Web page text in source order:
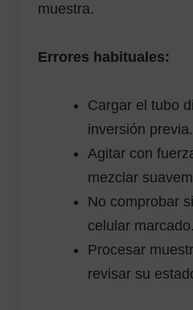
muestra.
Errores habituales:
Cargar el tubo
inversión previa.
Agitar con
mezclar
No comprobar
celular marcado.
Procesar
revisar su